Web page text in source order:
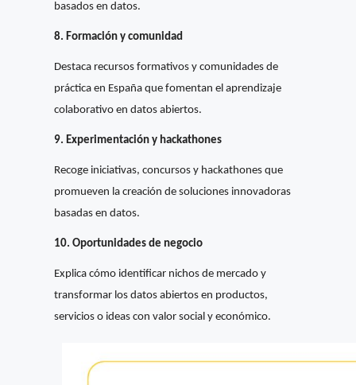
basados en datos.
8. Formación y comunidad
Destaca recursos formativos y comunidades de
práctica en España que fomentan el aprendizaje
colaborativo en datos abiertos.
9. Experimentación y hackathones
Recoge iniciativas, concursos y hackathones que
promueven la creación de soluciones innovadoras
basadas en datos.
10. Oportunidades de negocio
Explica cómo identificar nichos de mercado y
transformar los datos abiertos en productos,
servicios o ideas con valor social y económico.